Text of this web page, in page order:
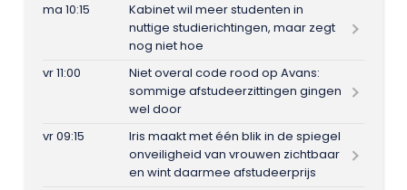
ma 10:15
Kabinet wil meer studenten in
nuttige studierichtingen, maar zegt
nog niet hoe
vr 11:00
Niet overal code rood op Avans:
sommige afstudeerzittingen gingen
wel door
vr 09:15
Iris maakt met één blik in de spiegel
onveiligheid van vrouwen zichtbaar
en wint daarmee afstudeerprijs